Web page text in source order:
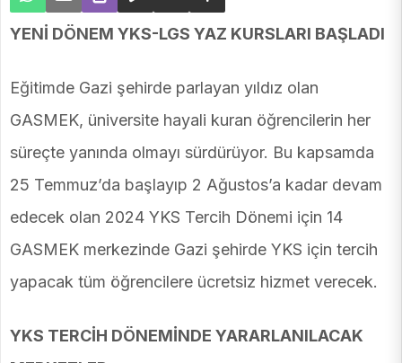
YENİ DÖNEM YKS-LGS YAZ KURSLARI BAŞLADI
Eğitimde Gazi şehirde parlayan yıldız olan
GASMEK, üniversite hayali kuran öğrencilerin her
süreçte yanında olmayı sürdürüyor. Bu kapsamda
25 Temmuz’da başlayıp 2 Ağustos’a kadar devam
edecek olan 2024 YKS Tercih Dönemi için 14
GASMEK merkezinde Gazi şehirde YKS için tercih
yapacak tüm öğrencilere ücretsiz hizmet verecek.
YKS TERCİH DÖNEMİNDE YARARLANILACAK